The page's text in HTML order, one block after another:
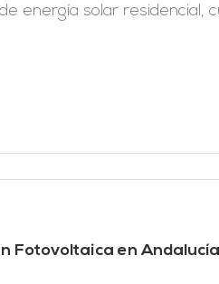
energía solar residencial,
Fotovoltaica en Andalucía